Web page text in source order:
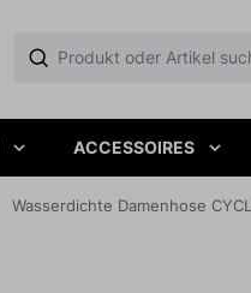
ACCESSOIRES
Wasserdichte Damenhose